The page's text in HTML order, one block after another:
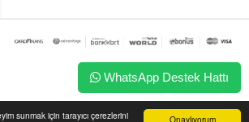
Onaylıyorum
sunmak için tarayıcı çerezlerini
WhatsApp Destek Hattı